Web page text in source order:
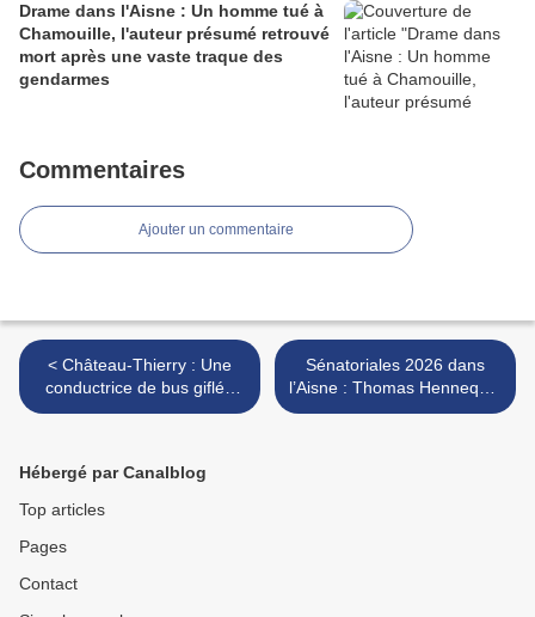
Drame dans l'Aisne : Un homme tué à
Chamouille, l'auteur présumé retrouvé
mort après une vaste traque des
gendarmes
Commentaires
Ajouter un commentaire
< Château-Thierry : Une
conductrice de bus giflée
après avoir demandé à une
Sénatoriales 2026 dans
l’Aisne : Thomas Hennequin
renonce à une candidature
Hébergé par Canalblog
Top articles
Pages
Contact